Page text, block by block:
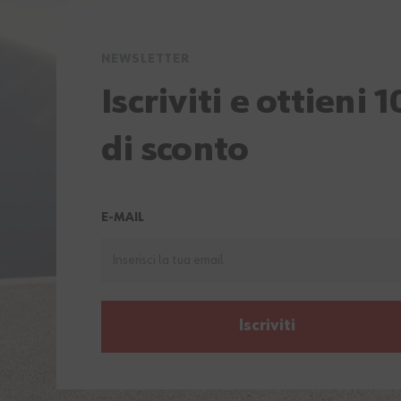
Iscriviti e ottieni
di sconto
E-MAIL
Iscriviti